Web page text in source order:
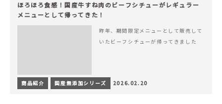
ほろほろ食感！国産牛すね肉のビーフシチューがレギュラー
メニューとして帰ってきた！
昨年、期間限定メニューとして販売して
いたビーフシチューが帰ってきました
商品紹介 国産無添加シリーズ 2026.02.20